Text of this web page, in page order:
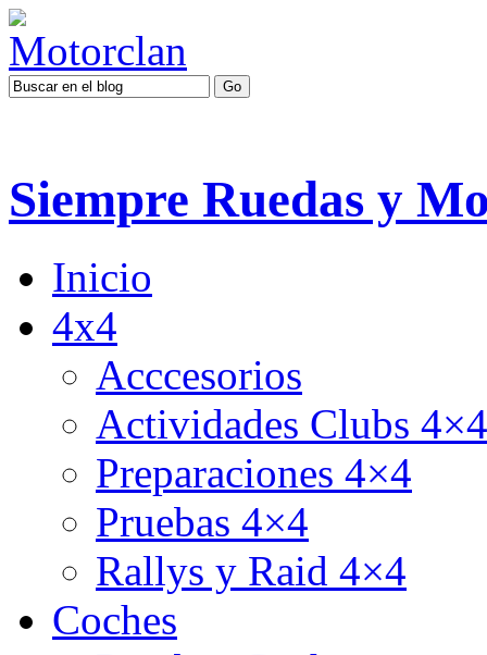
Siempre Ruedas y
Inicio
4x4
Acccesorios
Actividades Clubs 4×4
Preparaciones 4×4
Pruebas 4×4
Rallys y Raid 4×4
Coches